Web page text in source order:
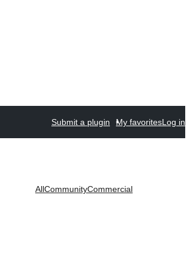
Submit a plugin My favoritesLog in
AllCommunityCommercial